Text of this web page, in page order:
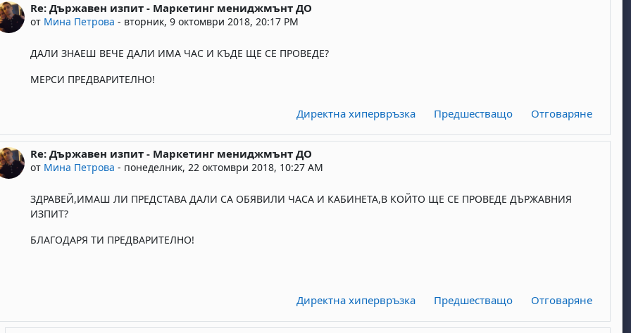
In reply to Deleted user
Re: Държавен изпит - Маркетинг мениджмънт ДО
от Мина Петрова - вторник, 9 октомври 2018, 20:17 PM
ДАЛИ ЗНАЕШ ВЕЧЕ ДАЛИ ИМА ЧАС И КЪДЕ ЩЕ СЕ ПРОВЕДЕ?
МЕРСИ ПРЕДВАРИТЕЛНО!
Директна хипервръзка Предшестващо Отговаряне
In reply to Deleted user
Re: Държавен изпит - Маркетинг мениджмънт ДО
от Мина Петрова - понеделник, 22 октомври 2018, 10:27 AM
ЗДРАВЕЙ,ИМАШ ЛИ ПРЕДСТАВА ДАЛИ СА ОБЯВИЛИ ЧАСА И КАБИНЕТА,В КОЙТО ЩЕ СЕ ПРОВЕДЕ ДЪРЖАВНИЯ
ИЗПИТ?
БЛАГОДАРЯ ТИ ПРЕДВАРИТЕЛНО!
Директна хипервръзка Предшестващо Отговаряне